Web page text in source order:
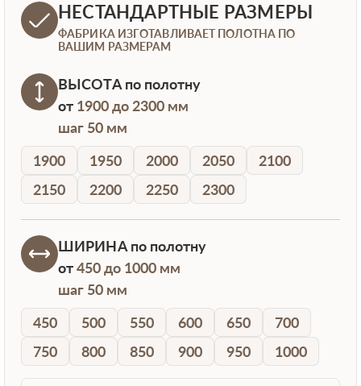
НЕСТАНДАРТНЫЕ РАЗМЕРЫ
ФАБРИКА ИЗГОТАВЛИВАЕТ ПОЛОТНА ПО
ВАШИМ РАЗМЕРАМ
ВЫСОТАпо полотну
от 1900 до 2300 мм
шаг 50 мм
1900
1950 2000 2050
2100
2150
2200 2250 2300
ШИРИНАпо полотну
от450 до 1000 мм
шаг 50 мм
450
500 550 600 650
700
750
800 850 900 950 1000